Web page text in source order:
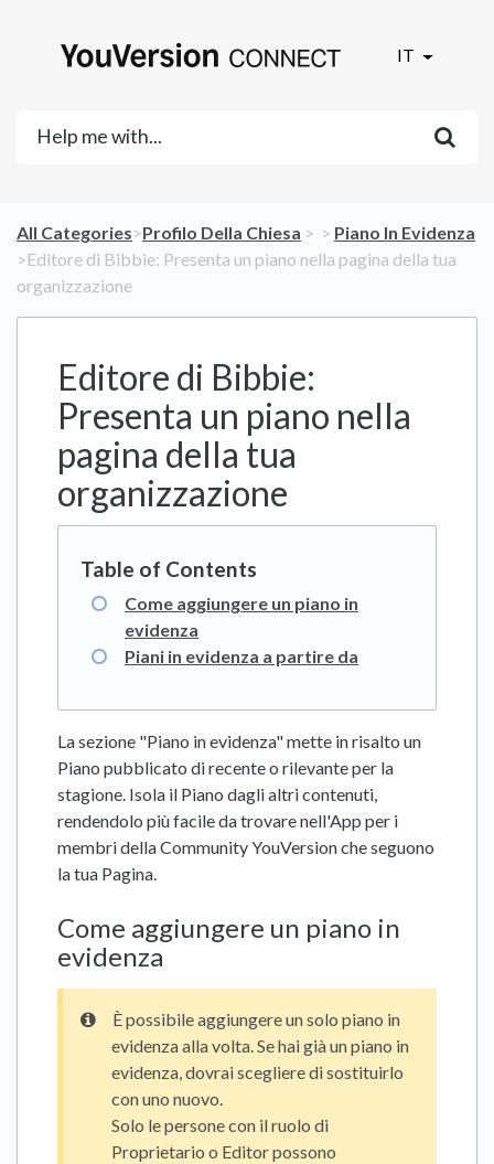
IT
All Categories​>​​Profilo Della Chiesa ​ > ​ ​ > ​ ​Piano In Evidenza
>​ Editore di Bibbie: Presenta un piano nella pagina della tua
organizzazione
Editore di Bibbie:
Presenta un piano nella
pagina della tua
organizzazione
Come aggiungere un piano in
evidenza
Piani in evidenza a partire da
La sezione "Piano in evidenza" mette in risalto un
Piano pubblicato di recente o rilevante per la
stagione. Isola il Piano dagli altri contenuti,
rendendolo più facile da trovare nell'App per i
membri della Community YouVersion che seguono
la tua Pagina.
Come aggiungere un piano in
evidenza
È possibile aggiungere un solo piano in
evidenza alla volta. Se hai già un piano in
evidenza, dovrai scegliere di sostituirlo
con uno nuovo.
Solo le persone con il ruolo di
Proprietario o Editor possono